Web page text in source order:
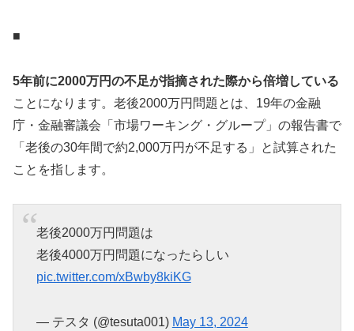
■
5年前に2000万円の不足が指摘された際から倍増している
ことになります。老後2000万円問題とは、19年の金融
庁・金融審議会「市場ワーキング・グループ」の報告書で
「老後の30年間で約2,000万円が不足する」と試算された
ことを指します。
老後2000万円問題は
老後4000万円問題になったらしい
pic.twitter.com/xBwby8kiKG
— テスタ (@tesuta001) May 13, 2024